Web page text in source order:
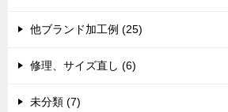
他ブランド加工例 (25)
修理、サイズ直し (6)
未分類 (7)